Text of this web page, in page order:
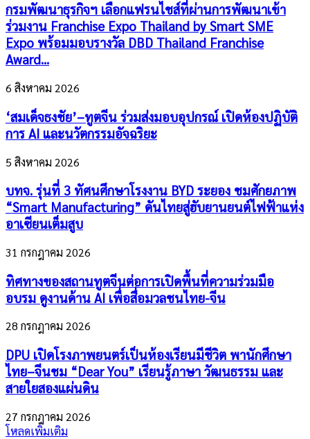
กรมพัฒนาธุรกิจฯ เลือกแฟรนไชส์ที่ผ่านการพัฒนาเข้า
ร่วมงาน Franchise Expo Thailand by Smart SME
Expo พร้อมมอบรางวัล DBD Thailand Franchise
Award...
6 สิงหาคม 2026
‘สมเด็จธงชัย’–ทูตจีน ร่วมส่งมอบอุปกรณ์ เปิดห้องปฏิบัติ
การ AI และนวัตกรรมอัจฉริยะ
5 สิงหาคม 2026
บทจ. รุ่นที่ 3 ทัศนศึกษาโรงงาน BYD ระยอง ชมศักยภาพ
“Smart Manufacturing” ดันไทยสู่ฮับยานยนต์ไฟฟ้าแห่ง
อาเซียนเต็มสูบ
31 กรกฎาคม 2026
ทิศทางของสถานทูตจีนต่อการเปิดพื้นที่ความร่วมมือ
อบรม ดูงานด้าน AI เพื่อสื่อมวลชนไทย-จีน
28 กรกฎาคม 2026
DPU เปิดโรงภาพยนตร์เป็นห้องเรียนมีชีวิต พานักศึกษา
ไทย–จีนชม “Dear You” เรียนรู้ภาษา วัฒนธรรม และ
สายใยสองแผ่นดิน
27 กรกฎาคม 2026
โหลดเพิ่มเติม